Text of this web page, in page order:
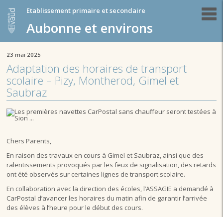
Etablissement primaire et secondaire
Aubonne et environs
23 mai 2025
Adaptation des horaires de transport
scolaire – Pizy, Montherod, Gimel et
Saubraz
Chers Parents,
En raison des travaux en cours à Gimel et Saubraz, ainsi que des
ralentissements provoqués par les feux de signalisation, des retards
ont été observés sur certaines lignes de transport scolaire.
En collaboration avec la direction des écoles, l’ASSAGIE a demandé à
CarPostal d’avancer les horaires du matin afin de garantir l’arrivée
des élèves à l’heure pour le début des cours.